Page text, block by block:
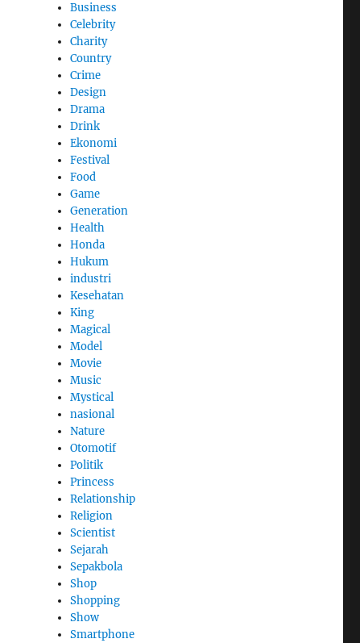
Business
Celebrity
Charity
Country
Crime
Design
Drama
Drink
Ekonomi
Festival
Food
Game
Generation
Health
Honda
Hukum
industri
Kesehatan
King
Magical
Model
Movie
Music
Mystical
nasional
Nature
Otomotif
Politik
Princess
Relationship
Religion
Scientist
Sejarah
Sepakbola
Shop
Shopping
Show
Smartphone